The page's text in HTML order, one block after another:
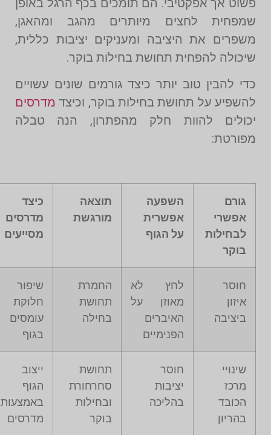
שמפחית לחצים מיותרים מהגב ומהאגן,
משפרים את היציבה ומעניקים יציבות כללית,
שיכולה להפחית תחושת בחילות בוקר.
כדי להבין טוב יותר כיצד גורמים שונים עשויים
להשפיע על תחושת בחילות בוקר, וכיצד מדרסים
יכולים להוות חלק מהפתרון, הנה טבלה
מפורטת:
גורם
אפשרי
לבחילות
בוקר
השפעה
אפשרית
על הגוף
תוצאה
מורגשת
כיצד
מדרסים
מסייעים
חוסר
איזון
ביציבה
לחץ לא
מאוזן על
האיברים
הפנימיים
החמרת
תחושת
בחילה
שיפור
חלוקת
עומסים
בגוף
שינויי
מרכז
הכובד
בהריון
חוסר
יציבות
בהליכה
תחושת
סחרחורת
ובחילות
בוקר
ייצוב
הגוף
באמצעות
מדרסים